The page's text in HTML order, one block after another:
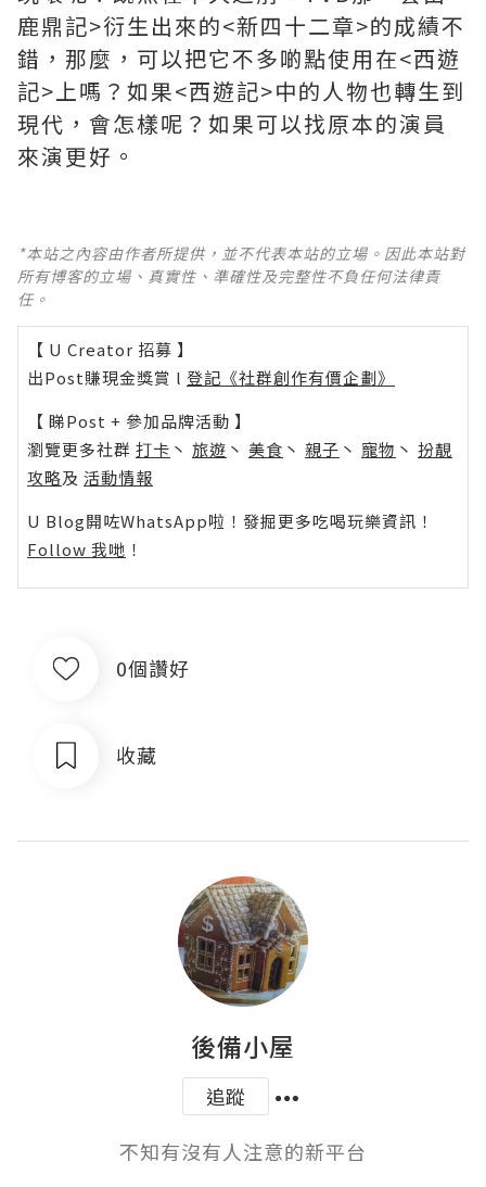
鹿鼎記>衍生出來的<新四十二章>的成績不
錯，那麼，可以把它不多啲點使用在<西遊
記>上嗎？如果<西遊記>中的人物也轉生到
現代，會怎樣呢？如果可以找原本的演員
來演更好。
*本站之內容由作者所提供，並不代表本站的立場。因此本站對
所有博客的立場、真實性、準確性及完整性不負任何法律責
任。
【 U Creator 招募 】
出Post賺現金獎賞 l 登記《社群創作有價企劃》
【 睇Post + 參加品牌活動 】
瀏覽更多社群 打卡 丶 旅遊 丶 美食 丶 親子 丶 寵物 丶 扮靚
攻略及 活動情報
U Blog開咗WhatsApp啦！發掘更多吃喝玩樂資訊！
Follow 我哋 ！
0個讚好
收藏
後備小屋
追蹤
不知有沒有人注意的新平台